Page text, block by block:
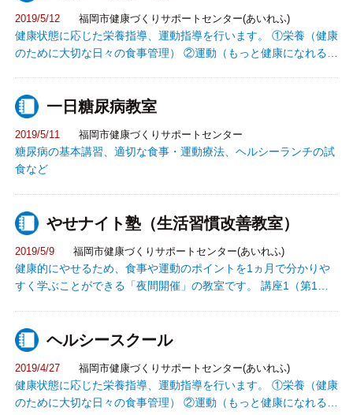
2019/5/12 福岡市健康づくりサポートセンター(あいれふ)
健康状態に応じた栄養指導、運動指導を行います。 ①栄養（健康
のために大切な日々の食事管理） ②運動（もっと健康になれる運
一日糖尿病教室
2019/5/11 福岡市健康づくりサポートセンター
糖尿病の基本講習、適切な食事・運動療法、ヘルシーランチの試
食など
やせナイト塾（生活習慣改善教室）
2019/5/9 福岡市健康づくりサポートセンター(あいれふ)
健康的にやせるため、食事や運動のポイントを1ヵ月で分かりや
すく学ぶことができる「夜間開催」の教室です。 講座1（第1回
ク 講座2（第2回目)：体力測定結果説明 運動
についての話 効果的に減量するための運動実
技 講座3（第3回目)：食事についての話 料理
モデルを利用した食事選択学習 講座4（第4回目)：1ヵ月の振り
返り、今後の目標設定 運動実技 3ヶ月後 講座
ヘルシースクール
2019/4/27 福岡市健康づくりサポートセンター(あいれふ)
健康状態に応じた栄養指導、運動指導を行います。 ①栄養（健康
のために大切な日々の食事管理） ②運動（もっと健康になれる運